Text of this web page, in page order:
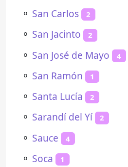
⚬ San Carlos 2
⚬ San Jacinto 2
⚬ San José de Mayo 4
⚬ San Ramón 1
⚬ Santa Lucía 2
⚬ Sarandí del Yí 2
⚬ Sauce 4
⚬ Soca 1